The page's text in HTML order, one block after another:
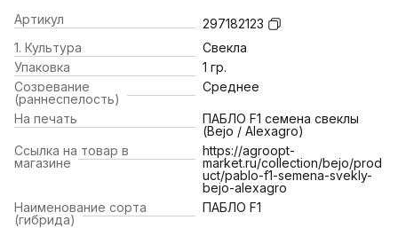
Артикул
297182123
1. Культура
Свекла
Упаковка
1 гр.
Созревание
(раннеспелость)
Среднее
На печать
ПАБЛО F1 семена свеклы
(Bejo / Alexagro)
Ссылка на товар в
магазине
https://agroopt-
market.ru/collection/bejo/prod
uct/pablo-f1-semena-svekly-
bejo-alexagro
Наименование сорта
(гибрида)
ПАБЛО F1